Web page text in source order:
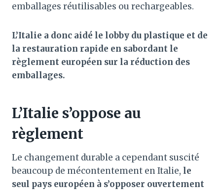
emballages réutilisables ou rechargeables.
L’Italie a donc aidé le lobby du plastique et de
la restauration rapide en sabordant le
règlement européen sur la réduction des
emballages.
L’Italie s’oppose au
règlement
Le changement durable a cependant suscité
beaucoup de mécontentement en Italie, le
seul pays européen à s’opposer ouvertement